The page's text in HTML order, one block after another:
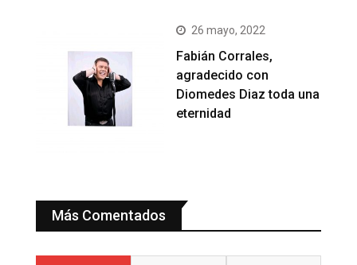
26 mayo, 2022
Fabián Corrales,
agradecido con
Diomedes Diaz toda una
eternidad
Más Comentados